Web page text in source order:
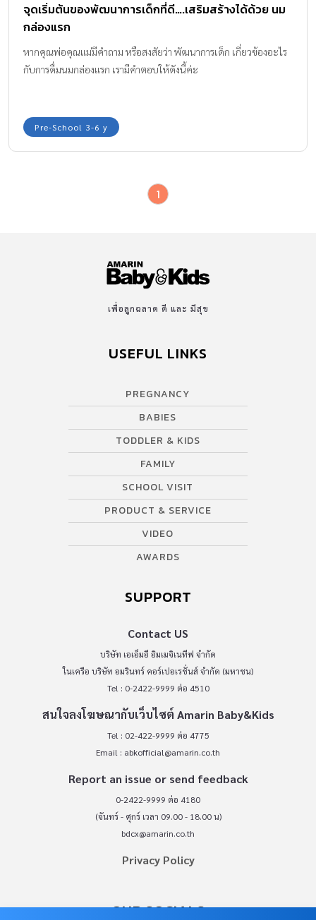
จุดเริ่มต้นของพัฒนาการเด็กที่ดี….เสริมสร้างได้ด้วย นม
กล่องแรก
หากคุณพ่อคุณแม่มีคำถาม หรือสงสัยว่า พัฒนาการเด็ก เกี่ยวข้องอะไร
กับการดื่มนมกล่องแรก เรามีคำตอบให้ดังนี้ค่ะ
Pre-School 3-6 y
1
เพื่อลูกฉลาด ดี และ มีสุข
USEFUL LINKS
PREGNANCY
BABIES
TODDLER & KIDS
FAMILY
SCHOOL VISIT
PRODUCT & SERVICE
VIDEO
AWARDS
SUPPORT
Contact US
บริษัท เอเอ็มอี อิมเมจิเนทีฟ จำกัด
ในเครือ บริษัท อมรินทร์ คอร์เปอเรชั่นส์ จำกัด (มหาชน)
Tel : 0-2422-9999 ต่อ 4510
สนใจลงโฆษณากับเว็บไซต์ Amarin Baby&Kids
Tel : 02-422-9999 ต่อ 4775
Email : abkofficial@amarin.co.th
Report an issue or send feedback
0-2422-9999 ต่อ 4180
(จันทร์ - ศุกร์ เวลา 09.00 - 18.00 น)
bdcx@amarin.co.th
Privacy Policy
OUR SOCIALS